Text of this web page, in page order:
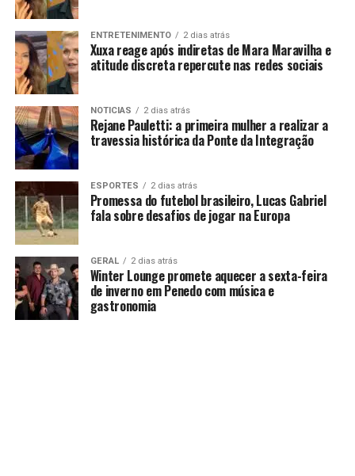
ENTRETENIMENTO 2 dias atrás
Xuxa reage após indiretas de Mara Maravilha e
atitude discreta repercute nas redes sociais
NOTICIAS 2 dias atrás
Rejane Pauletti: a primeira mulher a realizar a
travessia histórica da Ponte da Integração
ESPORTES 2 dias atrás
Promessa do futebol brasileiro, Lucas Gabriel
fala sobre desafios de jogar na Europa
GERAL 2 dias atrás
Winter Lounge promete aquecer a sexta-feira
de inverno em Penedo com música e
gastronomia